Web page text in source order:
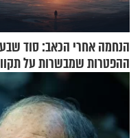
הנחמה אחרי הכאב: סוד שבע
ההפטרות שמבשרות על
וגאולה